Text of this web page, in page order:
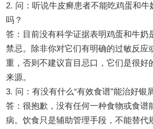
2. 问：听说牛皮癣患者不能吃鸡蛋和牛
吗？
答：目前没有科学证据表明鸡蛋和牛奶
禁忌。除非你对它们有明确的过敏反应
重，否则不建议盲目忌口，它们是很好
来源。
3. 问：有没有什么“有效食谱”能治好银
答：很抱歉，没有任何一种食物或食谱
病。饮食只是辅助管理手段，不能替代